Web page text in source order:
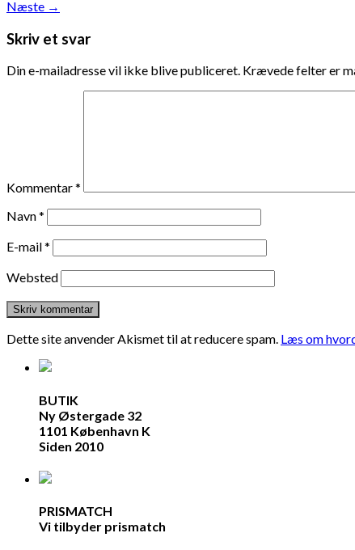
Næste →
Skriv et svar
Din e-mailadresse vil ikke blive publiceret. Krævede felter er
Kommentar*
Navn*
E-mail*
Websted
Dette site anvender Akismet til at reducere spam. Læs om
BUTIK
Ny Østergade 32
1101 København K
Siden 2010
PRISMATCH
Vi tilbyder prismatch